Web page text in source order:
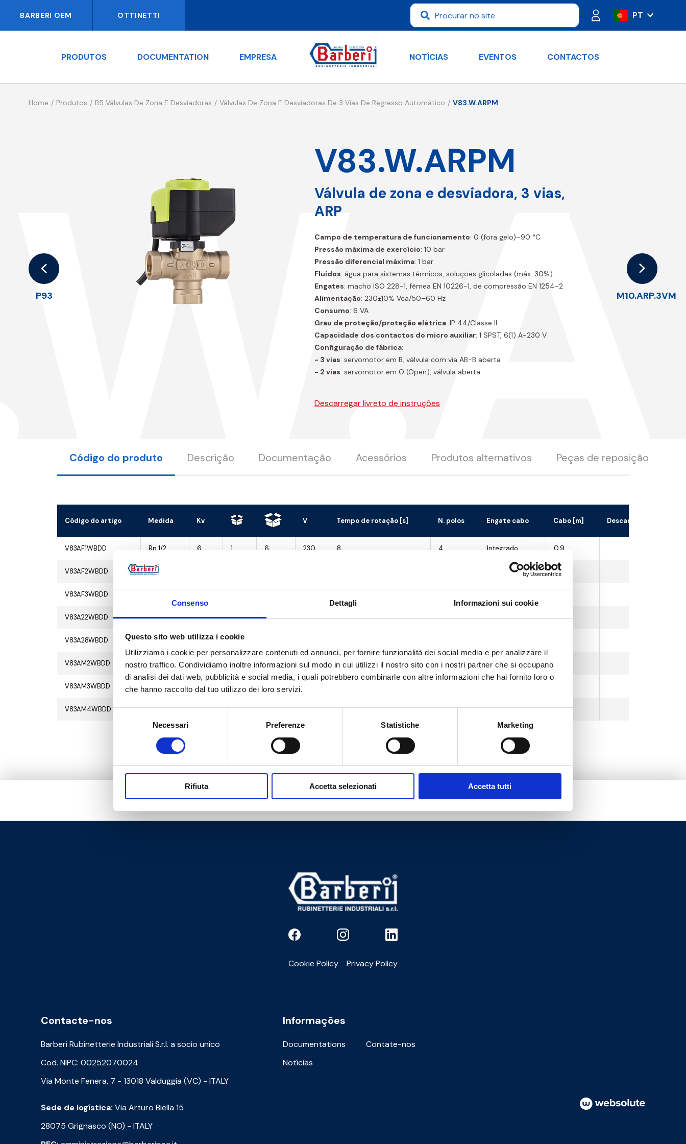
Consenso Dettagli Informazioni sui cookie
Questo sito web utilizza i cookie
Utilizziamo i cookie per personalizzare contenuti ed annunci, per fornire funzionalità dei social media e per analizzare il
nostro traffico. Condividiamo inoltre informazioni sul modo in cui utilizzi il nostro sito con i nostri partner che si occupano
di analisi dei dati web, pubblicità e social media, i quali potrebbero combinarle con altre informazioni che hai fornito loro o
che hanno raccolto dal tuo utilizzo dei loro servizi.
Necessari Preferenze Statistiche Marketing
Rifiuta Accetta selezionati Accetta tutti
BARBERI OEM OTTINETTI
PT
IT
DE
PRODUTOS DOCUMENTATION EMPRESA NOTÍCIAS EVENTOS CONTACTOS
Home Produtos B5 Válvulas De Zona E Desviadoras Válvulas De Zona E Desviadoras De 3 Vias De Regresso Automático V83.W.ARPM
P93 M10.ARP.3VM
V83.W.ARPM
Válvula de zona e desviadora, 3 vias,
ARP
Campo de temperatura de funcionamento: 0 (fora gelo)–90 °C
Pressão máxima de exercício: 10 bar
Pressão diferencial máxima: 1 bar
Fluídos: água para sistemas térmicos, soluções glicoladas (máx. 30%)
Engates: macho ISO 228-1, fêmea EN 10226-1, de compressão EN 1254-2
Alimentação: 230±10% Vca/50–60 Hz
Consumo: 6 VA
Grau de proteção/proteção elétrica: IP 44/Classe II
Capacidade dos contactos do micro auxiliar: 1 SPST, 6(1) A-230 V
Configuração de fábrica:
- 3 vias: servomotor em B, válvula com via AB-B aberta
- 2 vias: servomotor em O (Open), válvula aberta
Descarregar livreto de instruções
Código do produto Descrição Documentação Acessórios Produtos alternativos Peças de reposição
Código do artigo Medida Kv V Tempo de rotação [s] N. polos Engate cabo Cabo [m] Descarregar ficheiro
V83AF1WBDD Rp 1/2 6 1 6 230 8 4 Integrado 0.9
V83AF2WBDD Rp 3/4 Integrado 0.9
V83AF3WBDD
V83A22WBDD 22 mm 7 1 6 230 8 4 Integrado 0.9
V83A28WBDD 28 mm 7.5 1
V83AM2WBDD G 3/4 M 7.5 1 6 230 8 4 Integrado
V83AM3WBDD G 1 M 8 1 6
V83AM4WBDD G 1 1/4 M 8 1 6 230 8 4 Integrado 0.9
Tem necessidade de ajuda?
Cookie Policy Privacy Policy
Contacte-nos
Barberi Rubinetterie Industriali S.r.l. a socio unico
Cod. NIPC: 00252070024
Via Monte Fenera, 7 - 13018 Valduggia (VC) - ITALY
Sede de logística: Via Arturo Biella 15
28075 Grignasco (NO) - ITALY
Informações
Documentations
Contate-nos
Notícias